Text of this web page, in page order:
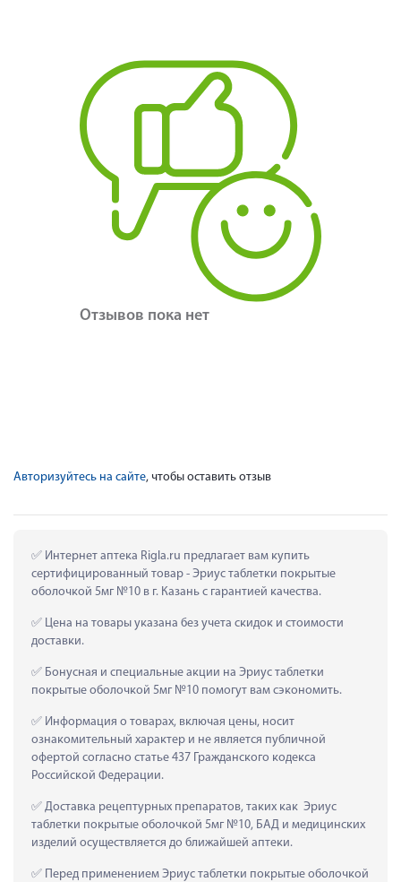
Отзывов пока нет
Авторизуйтесь на сайте, чтобы оставить отзыв
Интернет аптека Rigla.ru предлагает вам купить
сертифицированный товар - Эриус таблетки покрытые
оболочкой 5мг №10 в г. Казань с гарантией качества.
Цена на товары указана без учета скидок и стоимости
доставки.
Бонусная и специальные акции на Эриус таблетки
покрытые оболочкой 5мг №10 помогут вам сэкономить.
Информация о товарах, включая цены, носит
ознакомительный характер и не является публичной
офертой согласно статье 437 Гражданского кодекса
Российской Федерации.
Доставка рецептурных препаратов, таких как  Эриус
таблетки покрытые оболочкой 5мг №10, БАД и медицинских
изделий осуществляется до ближайшей аптеки.
Перед применением Эриус таблетки покрытые оболочкой